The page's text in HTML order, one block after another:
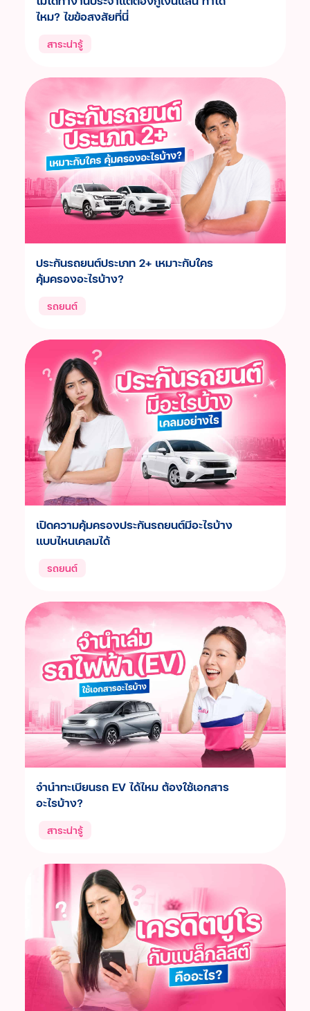
ไหม? ไขข้อสงสัยที่นี่
สาระน่ารู้
ประกันรถยนต์ประเภท 2+ เหมาะกับใคร
คุ้มครองอะไรบ้าง?
รถยนต์
เปิดความคุ้มครองประกันรถยนต์มีอะไรบ้าง
แบบไหนเคลมได้
รถยนต์
จำนำทะเบียนรถ EV ได้ไหม ต้องใช้เอกสาร
อะไรบ้าง?
สาระน่ารู้